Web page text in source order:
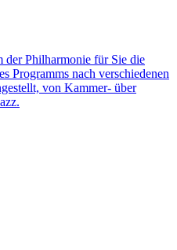
der Philharmonie für Sie die
Programms nach verschiedenen
von Kammer- über